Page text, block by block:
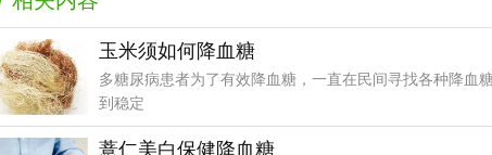
玉米须如何降血糖
多糖尿病患者为了有效降血糖，一直在民间寻找各种降血
到稳定
薏仁美白保健降血糖